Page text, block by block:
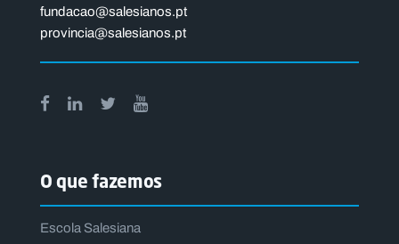
fundacao@salesianos.pt
provincia@salesianos.pt
O que fazemos
Escola Salesiana